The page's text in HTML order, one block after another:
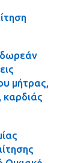
δωρεάν
μήτρας,
καρδιάς